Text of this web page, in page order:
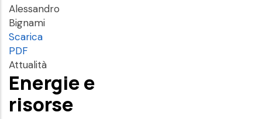
Alessandro
Bignami
Scarica
PDF
Attualità
Energie e
risorse